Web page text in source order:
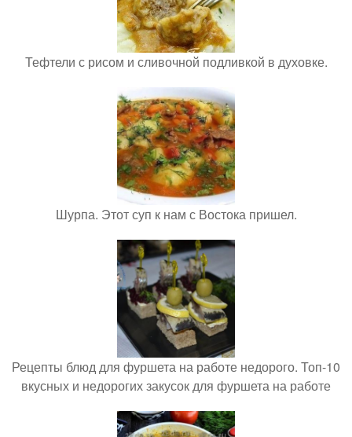
Тефтели с рисом и сливочной подливкой в духовке.
Шурпа. Этот суп к нам с Востока пришел.
Рецепты блюд для фуршета на работе недорого. Топ-10
вкусных и недорогих закусок для фуршета на работе